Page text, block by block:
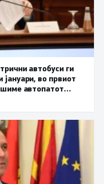
автобуси ги
во првиот
автопатот